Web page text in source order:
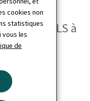
cookies non
statistiques
vous les
de
et PDLS à